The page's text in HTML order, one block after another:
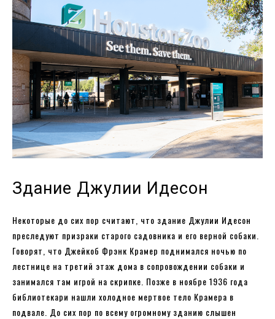
Здание Джулии Идесон
Некоторые до сих пор считают, что здание Джулии Идесон
преследуют призраки старого садовника и его верной собаки.
Говорят, что Джейкоб Фрэнк Крамер поднимался ночью по
лестнице на третий этаж дома в сопровождении собаки и
занимался там игрой на скрипке. Позже в ноябре 1936 года
библиотекари нашли холодное мертвое тело Крамера в
подвале. До сих пор по всему огромному зданию слышен